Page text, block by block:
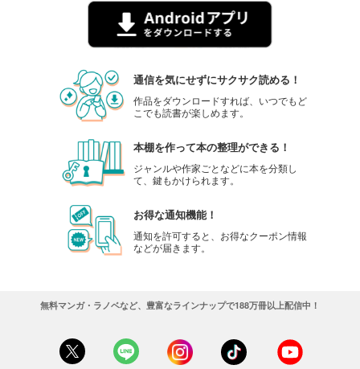
通信を気にせずにサクサク読める！
作品をダウンロードすれば、いつでもど
こでも読書が楽しめます。
本棚を作って本の整理ができる！
ジャンルや作家ごとなどに本を分類し
て、鍵もかけられます。
お得な通知機能！
通知を許可すると、お得なクーポン情報
などが届きます。
無料マンガ・ラノベなど、豊富なラインナップで188万冊以上配信中！